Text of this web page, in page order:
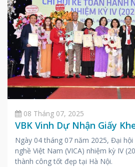
08 Tháng 07, 2025
VBK Vinh Dự Nhận Giấy
Ngày 04 tháng 07 năm 2025, Đại
nghề Việt Nam (VICA) nhiệm kỳ IV
thành công tốt đẹp tại Hà Nội.